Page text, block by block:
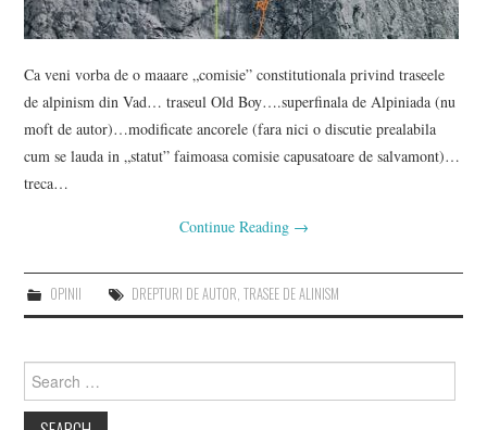
Ca veni vorba de o maaare „comisie” constitutionala privind traseele
de alpinism din Vad… traseul Old Boy….superfinala de Alpiniada (nu
moft de autor)…modificate ancorele (fara nici o discutie prealabila
cum se lauda in „statut” faimoasa comisie capusatoare de salvamont)…
treca…
Continue Reading →
OPINII DREPTURI DE AUTOR TRASEE DE ALINISM
for: